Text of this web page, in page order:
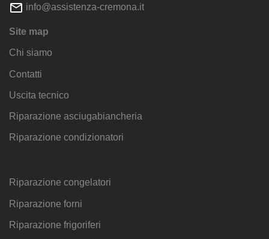
info@assistenza-cremona.it
Site map
Chi siamo
Contatti
Uscita tecnico
Riparazione asciugabiancheria
Riparazione condizionatori
Riparazione congelatori
Riparazione forni
Riparazione frigoriferi